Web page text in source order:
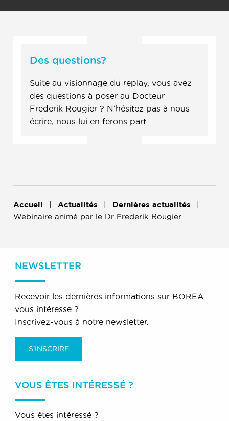
Accueil Actualités
Dernières actualités
Webinaire animé par le Dr Frederik Rougier
Des questions?
Suite au visionnage du replay, vous avez
des questions à poser au Docteur
Frederik Rougier ? N’hésitez pas à nous
écrire, nous lui en ferons part.
NEWSLETTER
Recevoir les dernières informations sur BOREA
vous intéresse ?
Inscrivez-vous à notre newsletter.
S'INSCRIRE
VOUS ÊTES INTÉRESSÉ ?
Vous êtes intéressé ?